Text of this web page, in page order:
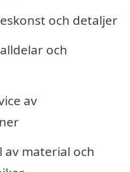
och detaljer
och
av
av material och